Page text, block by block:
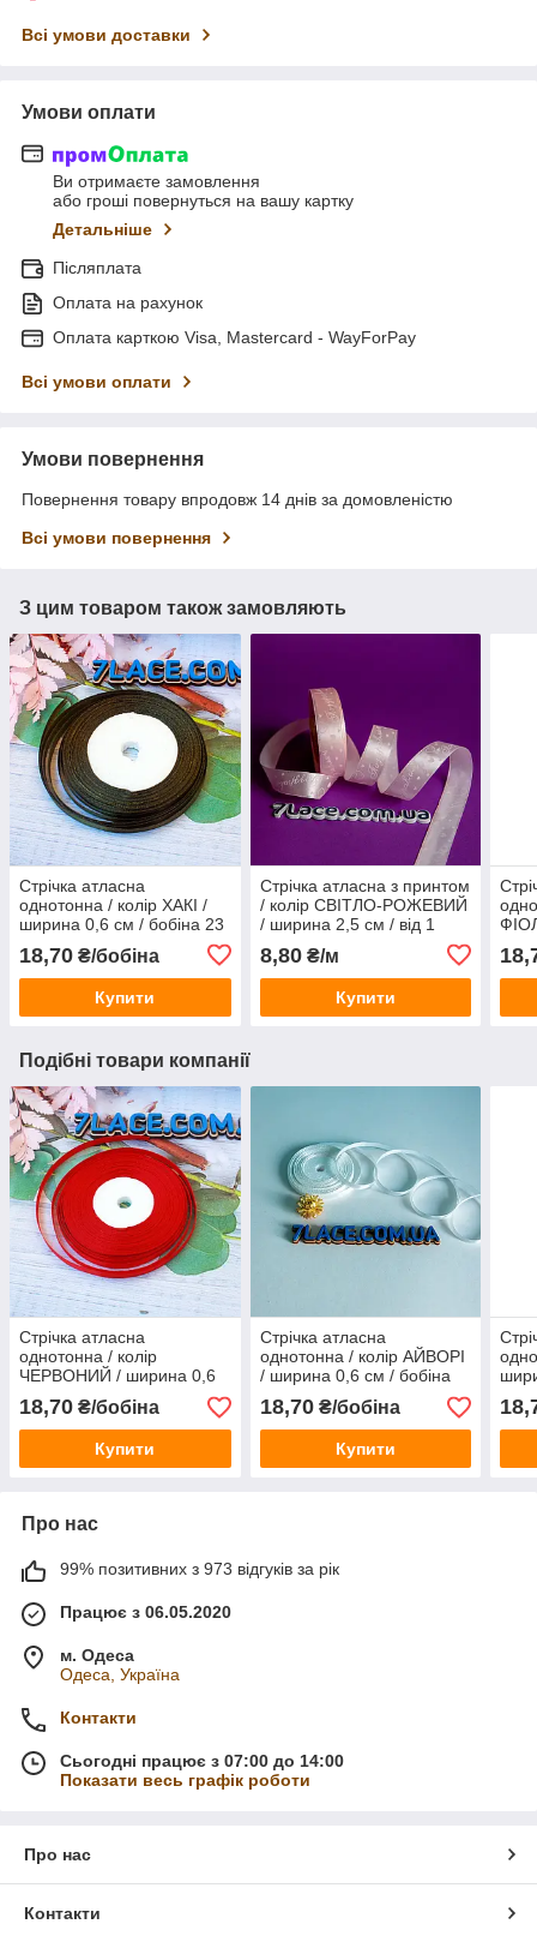
Всі умови доставки
Умови оплати
Ви отримаєте замовлення
або гроші повернуться на вашу картку
Детальніше
Післяплата
Оплата на рахунок
Оплата карткою Visa, Mastercard - WayForPay
Всі умови оплати
Умови повернення
Повернення товару впродовж 14 днів за домовленістю
Всі умови повернення
З цим товаром також замовляють
Стрічка атласна
однотонна / колір ХАКІ /
ширина 0,6 см / бобіна 23
18,70 ₴/бобіна
Купити
Стрічка атласна з принтом
/ колір СВІТЛО-РОЖЕВИЙ
/ ширина 2,5 см / від 1
8,80₴/м
Купити
Подібні товари компанії
Стрічка атласна
однотонна / колір
ЧЕРВОНИЙ / ширина 0,6
см / бобіна 23 м
18,70 ₴/бобіна
Купити
Стрічка атласна
однотонна / колір АЙВОРІ
/ ширина 0,6 см / бобіна
23 м
18,70₴/бобіна
Купити
м
Про нас
99% позитивних з 973 відгуків за рік
Працює з 06.05.2020
м. Одеса
Одеса, Україна
Контакти
Сьогодні працює з 07:00 до 14:00
Показати весь графік роботи
Про нас
Контакти